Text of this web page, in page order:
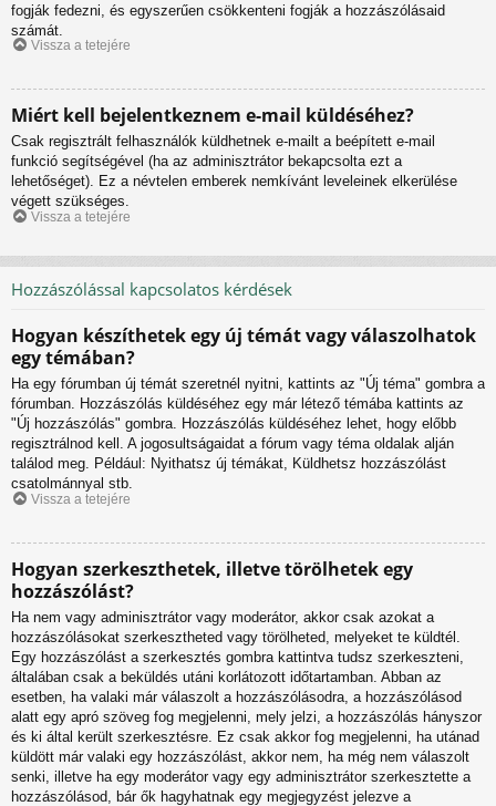
fogják fedezni, és egyszerűen csökkenteni fogják a hozzászólásaid
számát.
Vissza a tetejére
Miért kell bejelentkeznem e-mail küldéséhez?
Csak regisztrált felhasználók küldhetnek e-mailt a beépített e-mail
funkció segítségével (ha az adminisztrátor bekapcsolta ezt a
lehetőséget). Ez a névtelen emberek nemkívánt leveleinek elkerülése
végett szükséges.
Vissza a tetejére
Hozzászólással kapcsolatos kérdések
Hogyan készíthetek egy új témát vagy válaszolhatok
egy témában?
Ha egy fórumban új témát szeretnél nyitni, kattints az "Új téma" gombra a
fórumban. Hozzászólás küldéséhez egy már létező témába kattints az
"Új hozzászólás" gombra. Hozzászólás küldéséhez lehet, hogy előbb
regisztrálnod kell. A jogosultságaidat a fórum vagy téma oldalak alján
találod meg. Például: Nyithatsz új témákat, Küldhetsz hozzászólást
csatolmánnyal stb.
Vissza a tetejére
Hogyan szerkeszthetek, illetve törölhetek egy
hozzászólást?
Ha nem vagy adminisztrátor vagy moderátor, akkor csak azokat a
hozzászólásokat szerkesztheted vagy törölheted, melyeket te küldtél.
Egy hozzászólást a szerkesztés gombra kattintva tudsz szerkeszteni,
általában csak a beküldés utáni korlátozott időtartamban. Abban az
esetben, ha valaki már válaszolt a hozzászólásodra, a hozzászólásod
alatt egy apró szöveg fog megjelenni, mely jelzi, a hozzászólás hányszor
és ki által került szerkesztésre. Ez csak akkor fog megjelenni, ha utánad
küldött már valaki egy hozzászólást, akkor nem, ha még nem válaszolt
senki, illetve ha egy moderátor vagy egy adminisztrátor szerkesztette a
hozzászólásod, bár ők hagyhatnak egy megjegyzést jelezve a